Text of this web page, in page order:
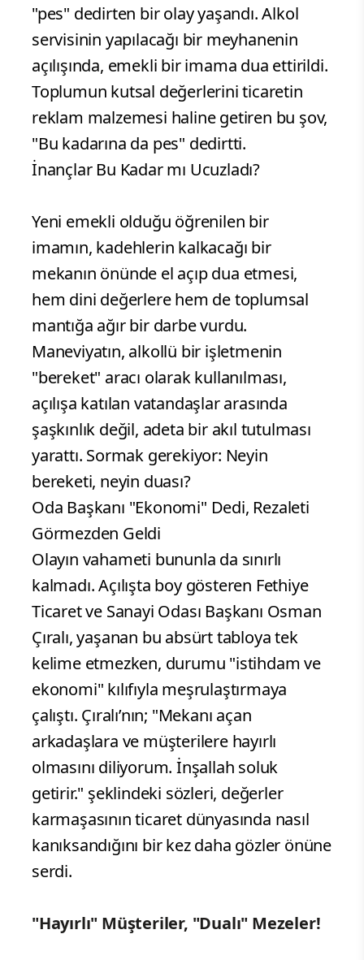
"pes" dedirten bir olay yaşandı. Alkol
servisinin yapılacağı bir meyhanenin
açılışında, emekli bir imama dua ettirildi.
Toplumun kutsal değerlerini ticaretin
reklam malzemesi haline getiren bu şov,
"Bu kadarına da pes" dedirtti.
İnançlar Bu Kadar mı Ucuzladı?
Yeni emekli olduğu öğrenilen bir
imamın, kadehlerin kalkacağı bir
mekanın önünde el açıp dua etmesi,
hem dini değerlere hem de toplumsal
mantığa ağır bir darbe vurdu.
Maneviyatın, alkollü bir işletmenin
"bereket" aracı olarak kullanılması,
açılışa katılan vatandaşlar arasında
şaşkınlık değil, adeta bir akıl tutulması
yarattı. Sormak gerekiyor: Neyin
bereketi, neyin duası?
Oda Başkanı "Ekonomi" Dedi, Rezaleti
Görmezden Geldi
Olayın vahameti bununla da sınırlı
kalmadı. Açılışta boy gösteren Fethiye
Ticaret ve Sanayi Odası Başkanı Osman
Çıralı, yaşanan bu absürt tabloya tek
kelime etmezken, durumu "istihdam ve
ekonomi" kılıfıyla meşrulaştırmaya
çalıştı. Çıralı’nın; "Mekanı açan
arkadaşlara ve müşterilere hayırlı
olmasını diliyorum. İnşallah soluk
getirir." şeklindeki sözleri, değerler
karmaşasının ticaret dünyasında nasıl
kanıksandığını bir kez daha gözler önüne
serdi.
"Hayırlı" Müşteriler, "Dualı" Mezeler!